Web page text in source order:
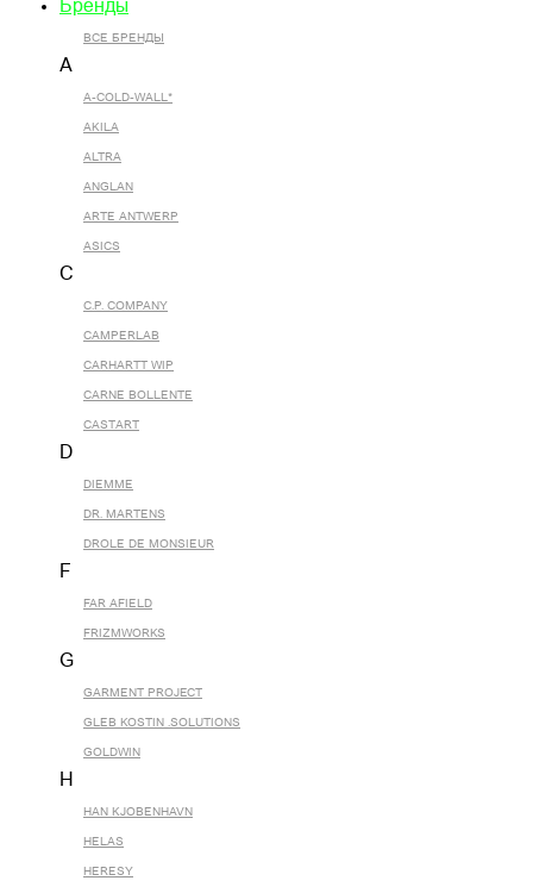
Бренды
ВСЕ БРЕНДЫ
A
A-COLD-WALL*
AKILA
ALTRA
ANGLAN
ARTE ANTWERP
ASICS
C
C.P. COMPANY
CAMPERLAB
CARHARTT WIP
CARNE BOLLENTE
CASTART
D
DIEMME
DR. MARTENS
DROLE DE MONSIEUR
F
FAR AFIELD
FRIZMWORKS
G
GARMENT PROJECT
GLEB KOSTIN .SOLUTIONS
GOLDWIN
H
HAN KJOBENHAVN
HELAS
HERESY